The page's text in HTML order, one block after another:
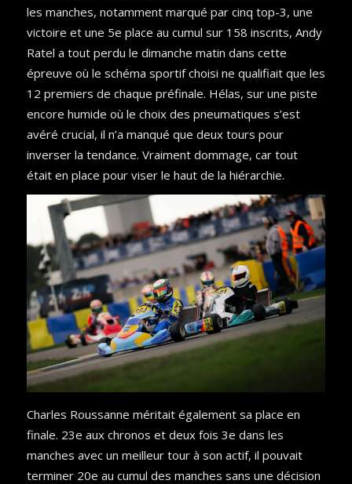
les manches, notamment marqué par cinq top-3, une
victoire et une 5e place au cumul sur 158 inscrits, Andy
Ratel a tout perdu le dimanche matin dans cette
épreuve où le schéma sportif choisi ne qualifiait que les
12 premiers de chaque préfinale. Hélas, sur une piste
encore humide où le choix des pneumatiques s’est
avéré crucial, il n’a manqué que deux tours pour
inverser la tendance. Vraiment dommage, car tout
était en place pour viser le haut de la hiérarchie.
Charles Roussanne méritait également sa place en
finale. 23e aux chronos et deux fois 3e dans les
manches avec un meilleur tour à son actif, il pouvait
terminer 20e au cumul des manches sans une décision